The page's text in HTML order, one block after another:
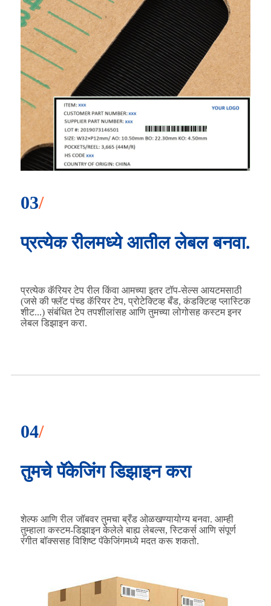
03/
प्रत्येक रीलमध्ये आतील लेबल बनवा.
प्रत्येक कॅरियर टेप रील किंवा आमच्या इतर टॉप-सेल्स आयटमसाठी
(जसे की फ्लॅट पंच्ड कॅरियर टेप, प्रोटेक्टिव्ह बँड, कंडक्टिव्ह प्लास्टिक
शीट...) संबंधित टेप तपशीलांसह आणि तुमच्या लोगोसह कस्टम इनर
लेबल डिझाइन करा.
04/
तुमचे पॅकेजिंग डिझाइन करा
शेल्फ आणि रील जॉबवर तुमचा ब्रँड ओळखण्यायोग्य बनवा. आम्ही
तुम्हाला कस्टम-डिझाइन केलेले बाह्य लेबल्स, स्टिकर्स आणि संपूर्ण
रंगीत बॉक्ससह विशिष्ट पॅकेजिंगमध्ये मदत करू शकतो.